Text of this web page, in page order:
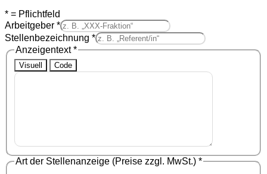
* = Pflichtfeld
Arbeitgeber *
Stellenbezeichnung *
Anzeigentext*
Visuell Code
Art der Stellenanzeige (Preise zzgl. MwSt.) *